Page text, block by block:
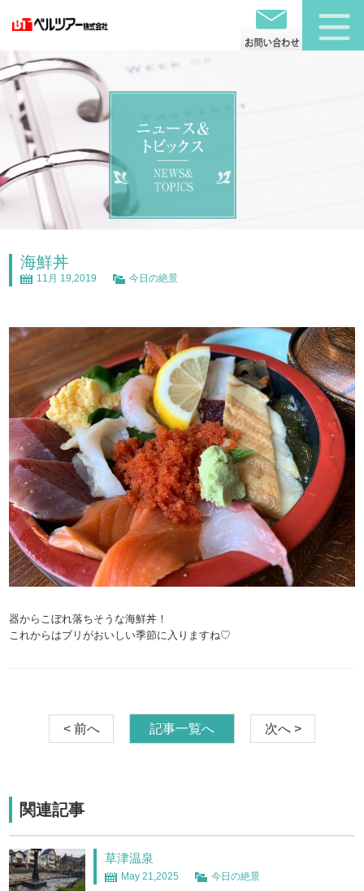
海鮮丼
11月 19,2019 今日の絶景
器からこぼれ落ちそうな海鮮丼！
これからはブリがおいしい季節に入りますね♡
< 前へ 記事一覧へ 次へ >
関連記事
草津温泉
May 21,2025 今日の絶景